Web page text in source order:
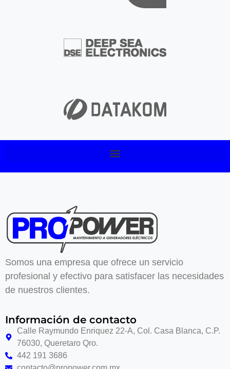
Somos una empresa que ofrece un servicio
profesional y efectivo para satisfacer las necesidades
de nuestros clientes.
Información de contacto
Calle Raymundo Enriquez 22-A, Col. Casa Blanca, C.P.
76030, Queretaro Qro.
442 191 3686